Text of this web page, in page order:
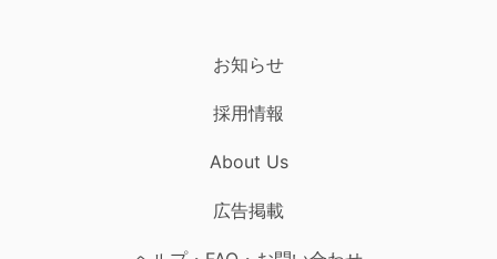
お知らせ
採用情報
About Us
広告掲載